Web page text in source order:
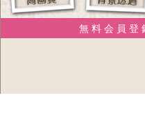
無 料 会 員